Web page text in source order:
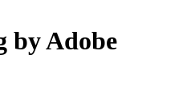
by Adobe